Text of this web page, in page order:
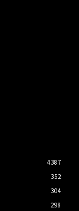
4387
352
304
298